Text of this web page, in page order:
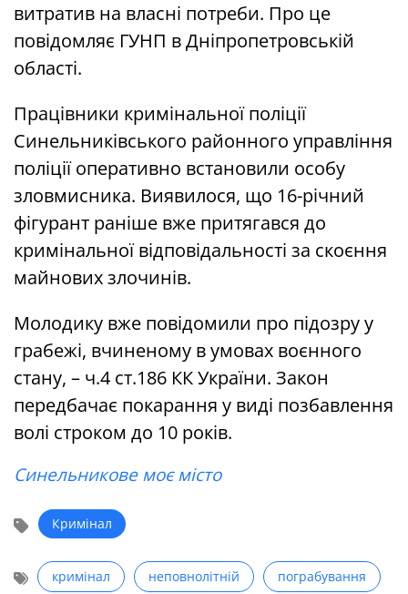
витратив на власні потреби. Про це
повідомляє ГУНП в Дніпропетровській
області.
Працівники кримінальної поліції
Синельниківського районного управління
поліції оперативно встановили особу
зловмисника. Виявилося, що 16-річний
фігурант раніше вже притягався до
кримінальної відповідальності за скоєння
майнових злочинів.
Молодику вже повідомили про підозру у
грабежі, вчиненому в умовах воєнного
стану, – ч.4 ст.186 КК України. Закон
передбачає покарання у виді позбавлення
волі строком до 10 років.
Синельникове моє місто
Кримінал
кримінал неповнолітній пограбування